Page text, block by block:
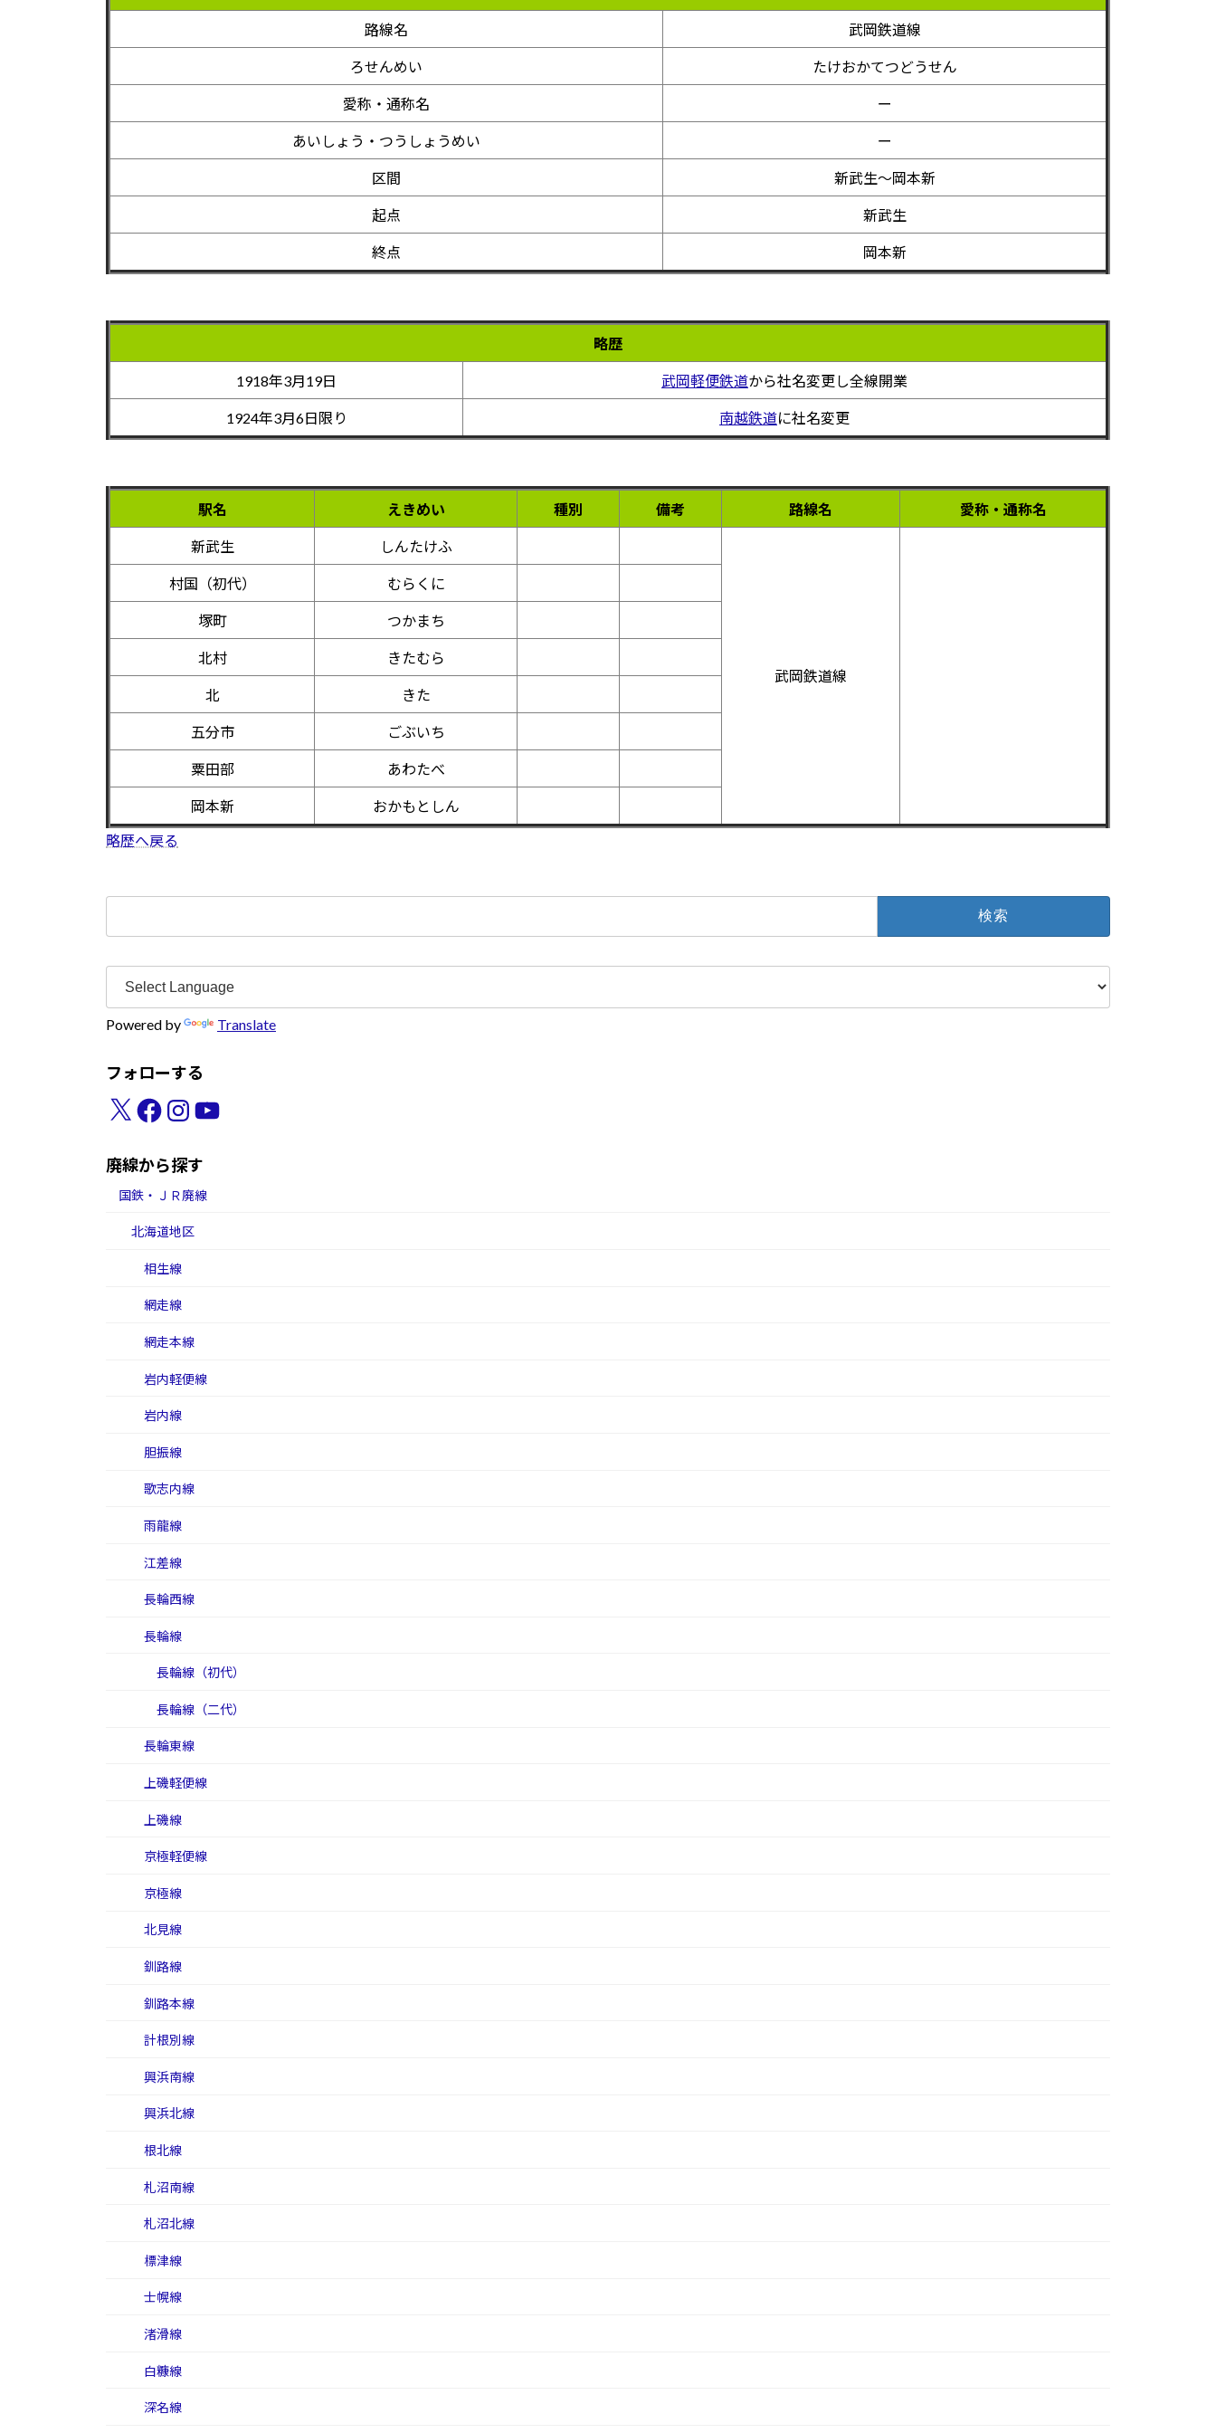
路線名 武岡鉄道線
ろせんめい たけおかてつどうせん
愛称・通称名 ー
あいしょう・つうしょうめい ー
区間 新武生～岡本新
起点 新武生
終点 岡本新
略歴
1918年3月19日 武岡軽便鉄道から社名変更し全線開業
1924年3月6日限り 南越鉄道に社名変更
駅名 えきめい 種別 備考 路線名 愛称・通称名
新武生 しんたけふ
武岡鉄道線
村国（初代） むらくに
塚町 つかまち
北村 きたむら
北 きた
五分市 ごぶいち
粟田部 あわたべ
岡本新
おかもとしん
略歴へ戻る
Powered by Translate
フォローする
X Facebook
InstagramYouTube
廃線から探す
国鉄・ＪＲ廃線
北海道地区
相生線
網走線
網走本線
岩内軽便線
岩内線
胆振線
歌志内線
雨龍線
江差線
長輪西線
長輪線
長輪線（初代）
長輪線（二代）
長輪東線
上磯軽便線
上磯線
京極軽便線
京極線
北見線
釧路線
釧路本線
計根別線
興浜南線
興浜北線
根北線
札沼南線
札沼北線
標津線
士幌線
渚滑線
白糠線
深名線